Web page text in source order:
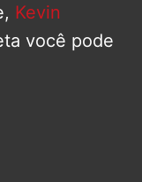
Kevin
você pode